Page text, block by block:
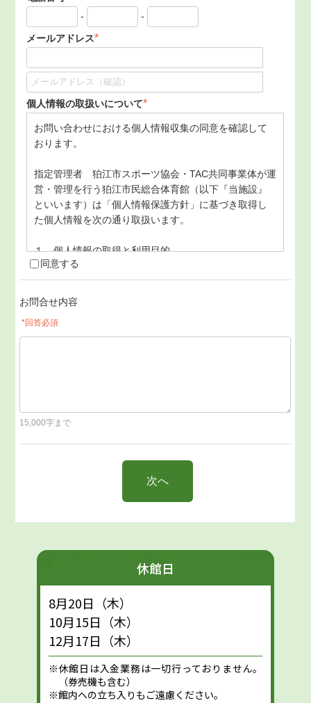
休館日
8月20日（木）
10月15日（木）
12月17日（木）
※休館日は入金業務は一切行っておりません。
（券売機も含む）
※館内への立ち入りもご遠慮ください。